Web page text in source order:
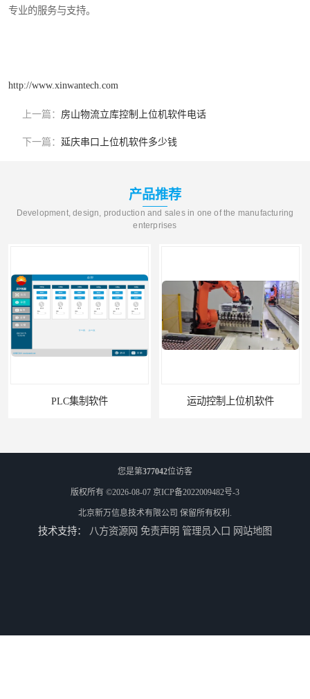
专业的服务与支持。
http://www.xinwantech.com
上一篇： 房山物流立库控制上位机软件电话
下一篇： 延庆串口上位机软件多少钱
产品推荐
Development, design, production and sales in one of the manufacturing
enterprises
PLC集制软件 运动控制上位机软件
您是第377042位访客
版权所有 ©2026-08-07 京ICP备2022009482号-3
北京新万信息技术有限公司 保留所有权利.
技术支持： 八方资源网 免责声明 管理员入口 网站地图